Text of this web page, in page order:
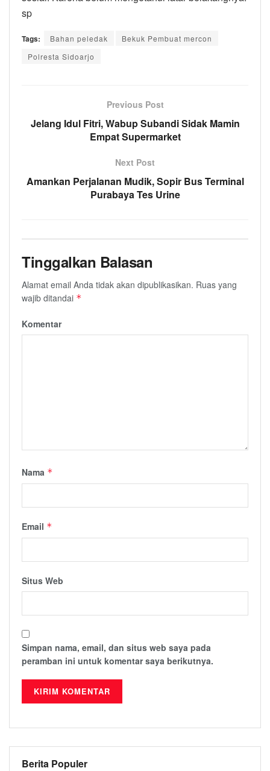
sp
Tags: Bahan peledak
Bekuk Pembuat mercon
Polresta Sidoarjo
Previous Post
Jelang Idul Fitri, Wabup Subandi Sidak Mamin
Empat Supermarket
Next Post
Amankan Perjalanan Mudik, Sopir Bus Terminal
Purabaya Tes Urine
Tinggalkan Balasan
Alamat email Anda tidak akan dipublikasikan. Ruas yang
wajib ditandai *
Komentar
Nama *
Email *
Situs Web
Simpan nama, email, dan situs web saya pada
peramban ini untuk komentar saya berikutnya.
Berita Populer